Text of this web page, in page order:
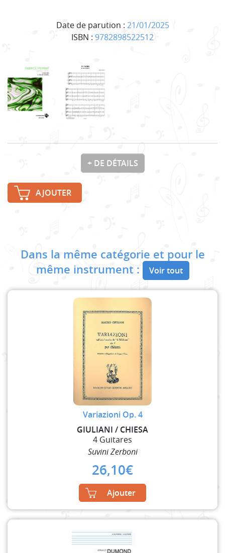
Date de parution : 21/01/2025
ISBN : 9782898522512
+ DE DÉTAILS
AJOUTER
Dans la même catégorie et pour le
même instrument :
Voir tout
Variazioni Op. 4
GIULIANI / CHIESA
4 Guitares
Suvini Zerboni
26,10€
Ajouter